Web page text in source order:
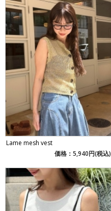
Lame mesh vest
価格：5,940円(税込)